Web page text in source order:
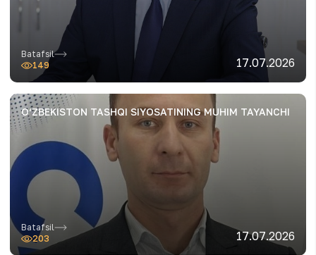
Batafsil
149
17.07.2026
O‘ZBEKISTON TASHQI SIYOSATINING MUHIM TAYANCHI
Batafsil
203
17.07.2026